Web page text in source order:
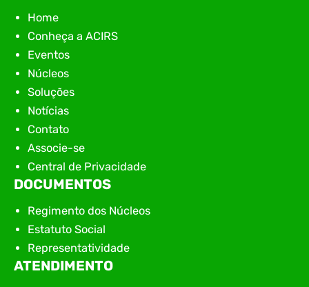
Home
Conheça a ACIRS
Eventos
Núcleos
Soluções
Notícias
Contato
Associe-se
Central de Privacidade
DOCUMENTOS
Regimento dos Núcleos
Estatuto Social
Representatividade
ATENDIMENTO